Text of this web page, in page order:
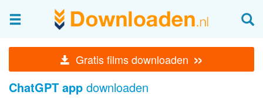
Gratis films downloaden »
Afbeeldingen & fotografie
Beheren en bekijken
Afbeelding & foto bewerken
ChatGPT app downloaden